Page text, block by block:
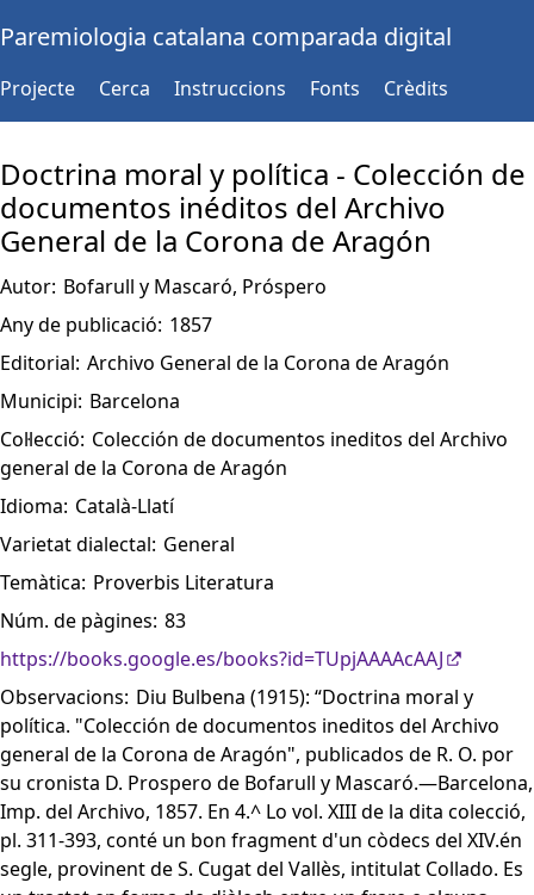
Paremiologia catalana comparada digital
Projecte Cerca Instruccions Fonts Crèdits
Doctrina moral y política - Colección de
documentos inéditos del Archivo
General de la Corona de Aragón
Autor: Bofarull y Mascaró, Próspero
Any de publicació: 1857
Editorial: Archivo General de la Corona de Aragón
Municipi: Barcelona
Col·lecció: Colección de documentos ineditos del Archivo
general de la Corona de Aragón
Idioma: Català-Llatí
Varietat dialectal: General
Temàtica: Proverbis Literatura
Núm. de pàgines: 83
https://books.google.es/books?id=TUpjAAAAcAAJ
Observacions: Diu Bulbena (1915): “Doctrina moral y
política. "Colección de documentos ineditos del Archivo
general de la Corona de Aragón", publicados de R. O. por
su cronista D. Prospero de Bofarull y Mascaró.—Barcelona,
Imp. del Archivo, 1857. En 4.^ Lo vol. XIII de la dita colecció,
pl. 311-393, conté un bon fragment d'un còdecs del XIV.én
segle, provinent de S. Cugat del Vallès, intitulat Collado. Es